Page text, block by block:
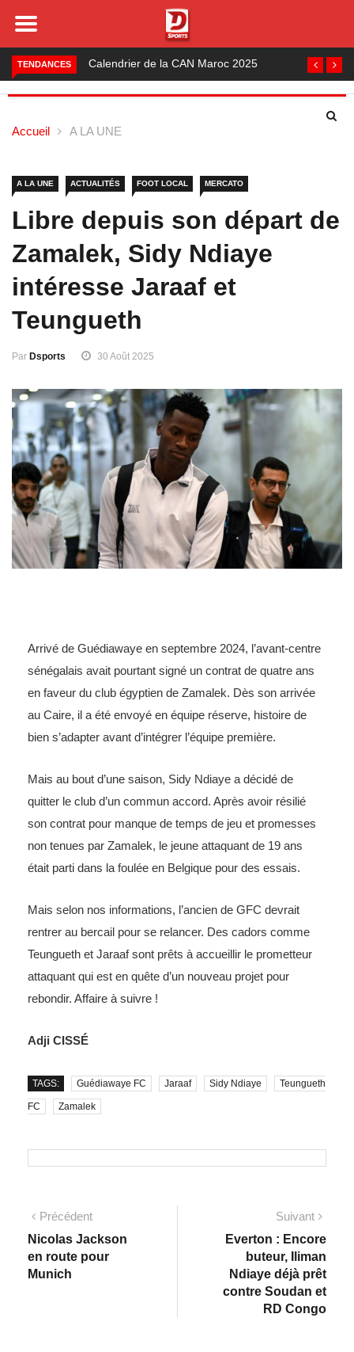
TENDANCES Foot local : les lauréats de la saison 2024-2025
Accueil A LA UNE
A LA UNE ACTUALITÉS FOOT LOCAL MERCATO
Libre depuis son départ de
Zamalek, Sidy Ndiaye
intéresse Jaraaf et
Teungueth
Par Dsports 30 Août 2025
Arrivé de Guédiawaye en septembre 2024, l’avant-centre
sénégalais avait pourtant signé un contrat de quatre ans
en faveur du club égyptien de Zamalek. Dès son arrivée
au Caire, il a été envoyé en équipe réserve, histoire de
bien s’adapter avant d’intégrer l’équipe première.
Mais au bout d’une saison, Sidy Ndiaye a décidé de
quitter le club d’un commun accord. Après avoir résilié
son contrat pour manque de temps de jeu et promesses
non tenues par Zamalek, le jeune attaquant de 19 ans
était parti dans la foulée en Belgique pour des essais.
Mais selon nos informations, l’ancien de GFC devrait
rentrer au bercail pour se relancer. Des cadors comme
Teungueth et Jaraaf sont prêts à accueillir le prometteur
attaquant qui est en quête d’un nouveau projet pour
rebondir. Affaire à suivre !
Adji CISSÉ
TAGS: Guédiawaye FC Jaraaf Sidy Ndiaye Teungueth
FC Zamalek
Précédent
Nicolas Jackson
en route pour
Munich
Suivant
Everton : Encore
buteur, Iliman
Ndiaye déjà prêt
contre Soudan et
RD Congo